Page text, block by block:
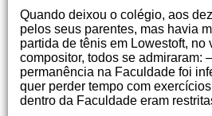
Quando deixou o colégio, aos
pelos seus parentes, mas havia
partida de tênis em Lowestoft,
compositor, todos se admiraram:
permanência na Faculdade foi
quer perder tempo com
dentro da Faculdade eram